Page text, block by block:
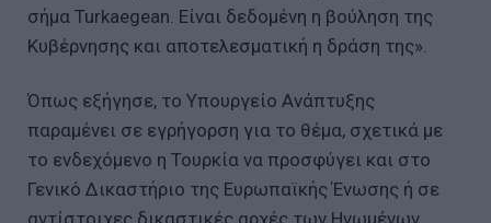
σήμα Turkaegean. Είναι δεδομένη η βούληση της
Κυβέρνησης και αποτελεσματική η δράση της».
Όπως εξήγησε, το Υπουργείο Ανάπτυξης
παραμένει σε εγρήγορση για το θέμα, σχετικά με
το ενδεχόμενο η Τουρκία να προσφύγει και στο
Γενικό Δικαστήριο της Ευρωπαϊκής Ένωσης ή σε